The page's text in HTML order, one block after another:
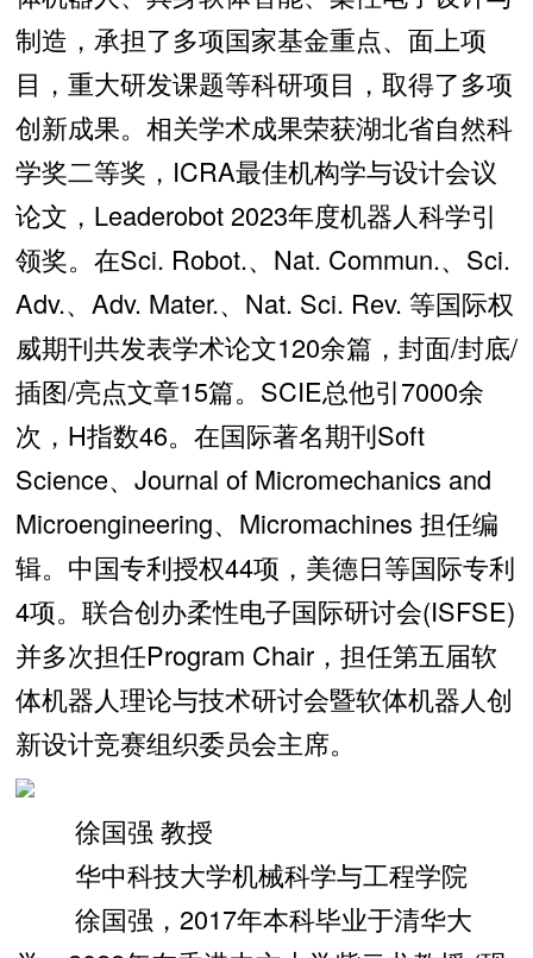
制造，承担了多项国家基金重点、面上项
目，重大研发课题等科研项目，取得了多项
创新成果。相关学术成果荣获湖北省自然科
学奖二等奖，ICRA最佳机构学与设计会议
论文，Leaderobot 2023年度机器人科学引
领奖。在Sci. Robot.、Nat. Commun.、Sci.
Adv.、Adv. Mater.、Nat. Sci. Rev. 等国际权
威期刊共发表学术论文120余篇，封面/封底/
插图/亮点文章15篇。SCIE总他引7000余
次，H指数46。在国际著名期刊Soft
Science、Journal of Micromechanics and
Microengineering、Micromachines 担任编
辑。中国专利授权44项，美德日等国际专利
4项。联合创办柔性电子国际研讨会(ISFSE)
并多次担任Program Chair，担任第五届软
体机器人理论与技术研讨会暨软体机器人创
新设计竞赛组织委员会主席。
徐国强 教授
华中科技大学机械科学与工程学院
徐国强，2017年本科毕业于清华大